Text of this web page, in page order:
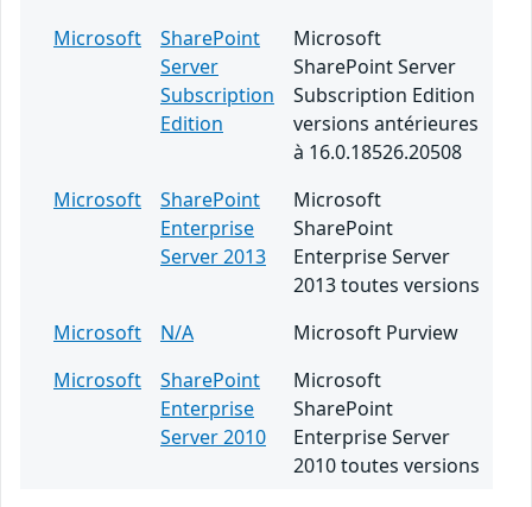
Microsoft
SharePoint
Server
Subscription
Edition
Microsoft
SharePoint Server
Subscription Edition
versions antérieures
à 16.0.18526.20508
Microsoft
SharePoint
Enterprise
Server 2013
Microsoft
SharePoint
Enterprise Server
2013 toutes versions
Microsoft
N/A
Microsoft Purview
Microsoft
SharePoint
Enterprise
Server 2010
Microsoft
SharePoint
Enterprise Server
2010 toutes versions